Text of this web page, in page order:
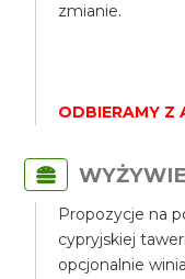
zmianie.
ODBIERAMY Z
Propozycje na
cypryjskiej
opcjonalnie